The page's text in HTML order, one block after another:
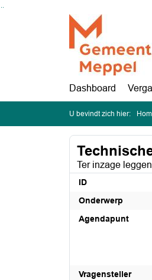
Ga naar de inhoud van deze pagina
Ga naar het zoeken
Ga naar het menu
Dashboard
U bevindt zich hier:
Ter inzage
ID
Onderwerp
Agendapunt
Vragensteller